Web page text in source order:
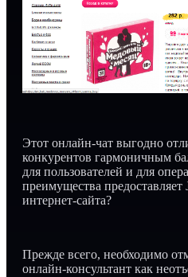
Этот онлайн-чат выгодно
конкурентов гармоничным
для пользователей и для
преимущества предоставляет
интернет-сайта?
Прежде всего, необходимо
онлайн-консультант как